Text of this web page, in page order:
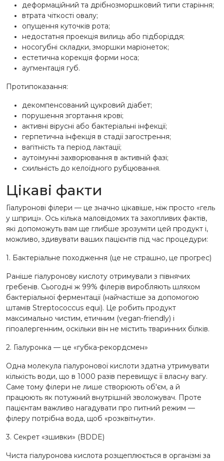
деформаційний та дрібнозморшковий типи старіння;
втрата чіткості овалу;
опущення куточків рота;
недостатня проекція вилиць або підборіддя;
носогубні складки, зморшки маріонеток;
естетична корекція форми носа;
аугментація губ.
Протипоказання:
декомпенсований цукровий діабет;
порушення згортання крові;
активні вірусні або бактеріальні інфекції;
герпетична інфекція в стадії загострення;
вагітність та період лактації;
аутоімунні захворювання в активній фазі;
схильність до келоїдного рубцювання.
Цікаві факти
Гіалуронові філери — це значно цікавіше, ніж просто «гель
у шприці». Ось кілька маловідомих та захопливих фактів,
які допоможуть вам ще глибше зрозуміти цей продукт і,
можливо, здивувати ваших пацієнтів під час процедури:
1. Бактеріальне походження (це не страшно, це прогрес)
Раніше гіалуронову кислоту отримували з півнячих
гребенів. Сьогодні ж 99% філерів виробляють шляхом
бактеріальної ферментації (найчастіше за допомогою
штамів Streptococcus equi). Це робить продукт
максимально чистим, етичним (vegan-friendly) і
гіпоалергенним, оскільки він не містить тваринних білків.
2. Гіалуронка — це «губка-рекордсмен»
Одна молекула гіалуронової кислоти здатна утримувати
кількість води, що в 1000 разів перевищує її власну вагу.
Саме тому філери не лише створюють об'єм, а й
працюють як потужний внутрішній зволожувач. Проте
пацієнтам важливо нагадувати про питний режим —
філеру потрібна вода, щоб «розквітнути».
3. Секрет «зшивки» (BDDE)
Чиста гіалуронова кислота розщеплюється в організмі за